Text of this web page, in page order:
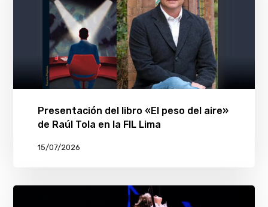
Presentación del libro «El peso del aire»
de Raúl Tola en la FIL Lima
15/07/2026